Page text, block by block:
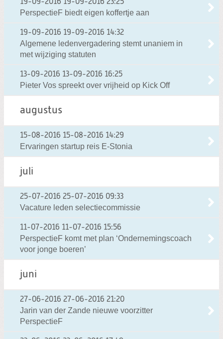
19-09-2016 19-09-2016 23:25
PerspectieF biedt eigen koffertje aan
19-09-2016 19-09-2016 14:32
Algemene ledenvergadering stemt unaniem in
met wijziging statuten
13-09-2016 13-09-2016 16:25
Pieter Vos spreekt over vrijheid op Kick Off
augustus
15-08-2016 15-08-2016 14:29
Ervaringen startup reis E-Stonia
juli
25-07-2016 25-07-2016 09:33
Vacature leden selectiecommissie
11-07-2016 11-07-2016 15:56
PerspectieF komt met plan ‘Ondernemingscoach
voor jonge boeren’
juni
27-06-2016 27-06-2016 21:20
Jarin van der Zande nieuwe voorzitter
PerspectieF